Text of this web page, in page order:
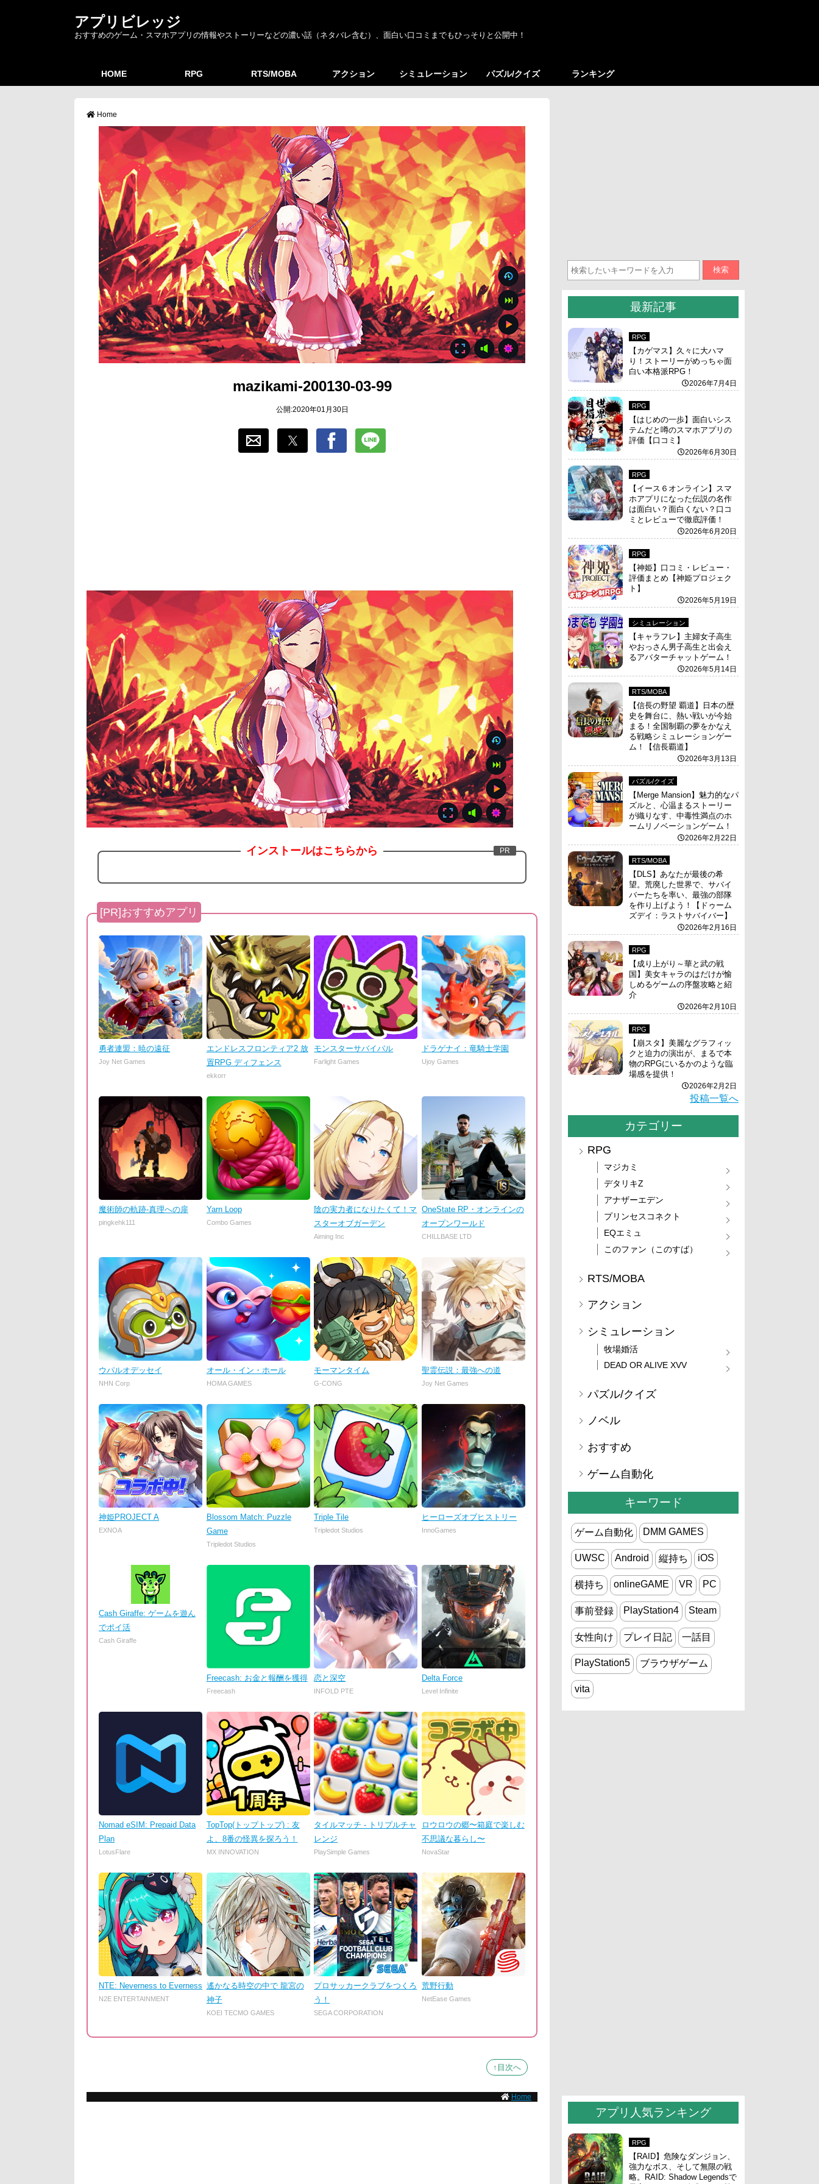
アプリビレッジ
おすすめのゲーム・スマホアプリの情報やストーリーなどの濃い話（ネタバレ含む）、面白い口コミまでもひっそりと公開中！
HOME RPG RTS/MOBA アクション シミュレーション パズル/クイズ ランキング
Home
mazikami-200130-03-99
公開:2020年01月30日
インストールはこちらから
勇者連盟：暁の遠征
Joy Net Games
エンドレスフロンティア2 放
置RPG ディフェンス
ekkorr
モンスターサバイバル
Farlight Games
ドラゲナイ：竜騎士学園
Ujoy Games
魔術師の軌跡-真理への扉
pingkehk111
Yarn Loop
Combo Games
陰の実力者になりたくて！マ
スターオブガーデン
Aiming Inc
OneState RP・オンラインの
オープンワールド
CHILLBASE LTD
ウパルオデッセイ
NHN Corp
オール・イン・ホール
HOMA GAMES
モーマンタイム
G-CONG
聖霊伝説：最強への道
Joy Net Games
神姫PROJECT A
EXNOA
Blossom Match: Puzzle
Game
Tripledot Studios
Triple Tile
Tripledot Studios
ヒーローズオブヒストリー
InnoGames
Cash Giraffe: ゲームを遊ん
でポイ活
Cash Giraffe
Freecash: お金と報酬を獲得
Freecash
恋と深空
INFOLD PTE
Delta Force
Level Infinite
Nomad eSIM: Prepaid Data
Plan
LotusFlare
TopTop(トップトップ) : 友
よ、8番の怪異を探ろう！
MX INNOVATION
タイルマッチ - トリプルチャ
レンジ
PlaySimple Games
ロウロウの郷〜箱庭で楽しむ
不思議な暮らし〜
NovaStar
NTE: Neverness to Everness
N2E ENTERTAINMENT
遙かなる時空の中で 龍宮の
神子
KOEI TECMO GAMES
プロサッカークラブをつくろ
う！
SEGA CORPORATION
荒野行動
NetEase Games
↑目次へ
Home
検索
最新記事
RPG
【カゲマス】久々に大ハマ
り！ストーリーがめっちゃ面
白い本格派RPG！
2026年7月4日
RPG
【はじめの一歩】面白いシス
テムだと噂のスマホアプリの
評価【口コミ】
2026年6月30日
RPG
【イース６オンライン】スマ
ホアプリになった伝説の名作
は面白い？面白くない？口コ
ミとレビューで徹底評価！
2026年6月20日
RPG
【神姫】口コミ・レビュー・
評価まとめ【神姫プロジェク
ト】
2026年5月19日
シミュレーション
【キャラフレ】主婦女子高生
やおっさん男子高生と出会え
るアバターチャットゲーム！
2026年5月14日
RTS/MOBA
【信長の野望 覇道】日本の歴
史を舞台に、熱い戦いが今始
まる！全国制覇の夢をかなえ
る戦略シミュレーションゲー
ム！【信長覇道】
2026年3月13日
パズル/クイズ
【Merge Mansion】魅力的なパ
ズルと、心温まるストーリー
が織りなす、中毒性満点のホ
ームリノベーションゲーム！
2026年2月22日
RTS/MOBA
【DLS】あなたが最後の希
望。荒廃した世界で、サバイ
バーたちを率い、最強の部隊
を作り上げよう！【ドゥーム
ズデイ：ラストサバイバー】
2026年2月16日
RPG
【成り上がり～華と武の戦
国】美女キャラのはだけが愉
しめるゲームの序盤攻略と紹
介
2026年2月10日
RPG
【崩スタ】美麗なグラフィッ
クと迫力の演出が、まるで本
物のRPGにいるかのような臨
場感を提供！
2026年2月2日
投稿一覧へ
カテゴリー
RPG
マジカミ
デタリキZ
アナザーエデン
プリンセスコネクト
EQエミュ
このファン（このすば）
RTS/MOBA
アクション
シミュレーション
牧場婚活
DEAD OR ALIVE XVV
パズル/クイズ
ノベル
おすすめ
ゲーム自動化
キーワード
ゲーム自動化 DMM GAMES
UWSC Android 縦持ち iOS
横持ち onlineGAME VR PC
事前登録 PlayStation4 Steam
女性向け プレイ日記 一話目
PlayStation5 ブラウザゲーム
vita
アプリ人気ランキング
RPG
【RAID】危険なダンジョン、
強力なボス、そして無限の戦
略。RAID: Shadow Legendsで